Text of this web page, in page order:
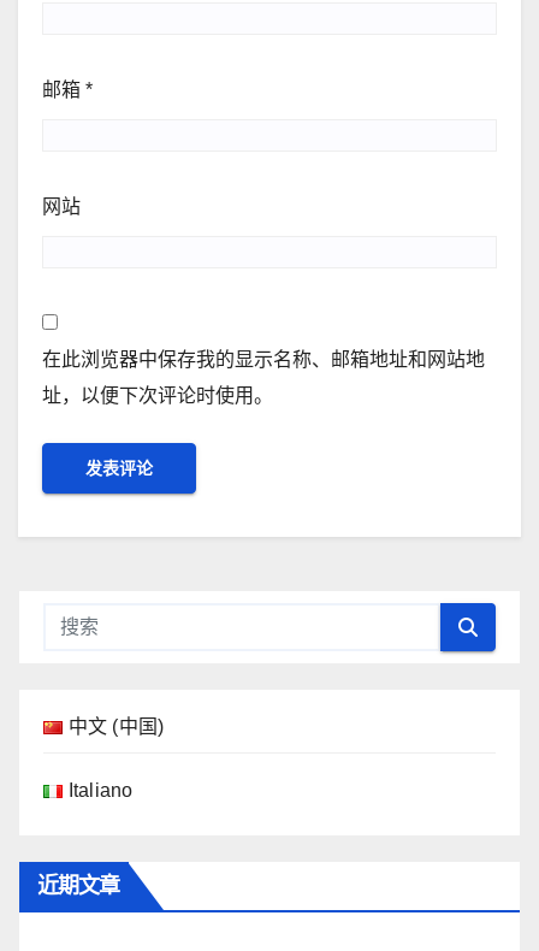
邮箱 *
网站
在此浏览器中保存我的显示名称、邮箱地址和网站地
址，以便下次评论时使用。
中文 (中国)
Italiano
近期文章